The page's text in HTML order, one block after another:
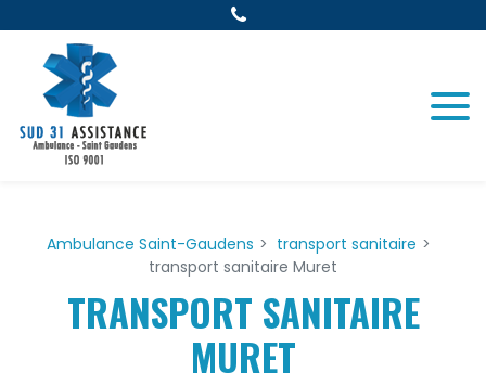
Ambulance Saint-Gaudens
transport sanitaire
transport sanitaire Muret
TRANSPORT SANITAIRE
MURET
Panneau de gestion des cookies